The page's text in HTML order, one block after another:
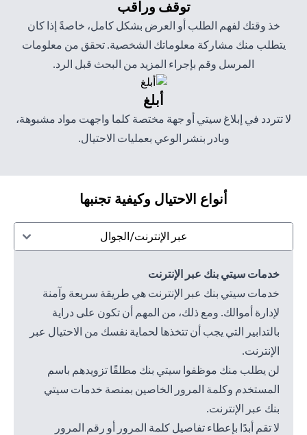
توقف وراقب
خذ وقتك لفهم الطلب أو العرض بشكل كامل، خاصةً إذا كان
يتطلب منك مشاركة معلوماتك الشخصية. تحقق من معلومات
المرسل وقم بإجراء المزيد من البحث قبل الرد.
أبلغ
لا تتردد في إبلاغ سيتي أو جهة مختصة كلما واجهت مواد مشبوهة،
وبادر بنشر الوعي بعمليات الاحتيال.
أنواع الاحتيال وكيفية تجنبها
عبر الإنترنت/الجوال
خدمات سيتي بنك عبر الإنترنت
خدمات سيتي بنك عبر الإنترنت هي طريقة سريعة وآمنة
لإدارة أموالك. ومع ذلك، من المهم أن تكون على دراية
بالتدابير التي يجب أن تتخذها لحماية نفسك من الاحتيال عبر
الإنترنت.
لن يطلب منك موظفوا سيتي بنك مطلقًا تزويدهم باسم
المستخدم وكلمة المرور الخاصين بمنصة خدمات سيتي
بنك عبر الإنترنت.
لا تقم أبدًا بإعطاء تفاصيل كلمة المرور أو رقم المرور